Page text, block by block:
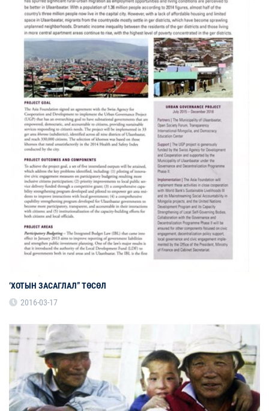
‘ХОТЫН ЗАСАГЛАЛ” ТӨСӨЛ
2016-03-17